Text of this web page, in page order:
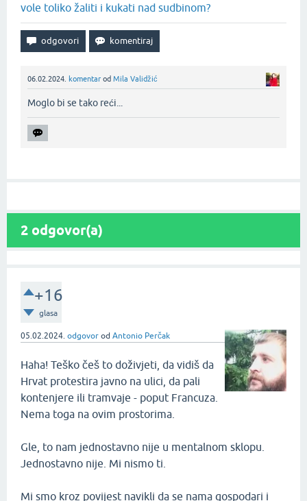
vole toliko žaliti i kukati nad sudbinom?
06.02.2024. komentar od Mila Validžić
Moglo bi se tako reći...‌
2 odgovor(a)
+16
glasa
05.02.2024. odgovor od Antonio Perčak
Haha! Teško češ to doživjeti, da vidiš da
Hrvat protestira javno na ulici, da pali
kontenjere ili tramvaje - poput Francuza.
Nema toga na ovim prostorima.
Gle, to nam jednostavno nije u mentalnom sklopu.
Jednostavno nije. Mi nismo ti.
Mi smo kroz povijest navikli da se nama gospodari i